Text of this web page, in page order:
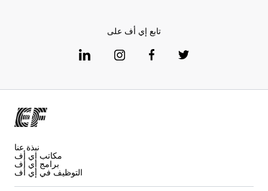
تابع إي أف على
نبذة عنا
مكاتب إي أف
برامج إي أف
التوظيف في إي أف